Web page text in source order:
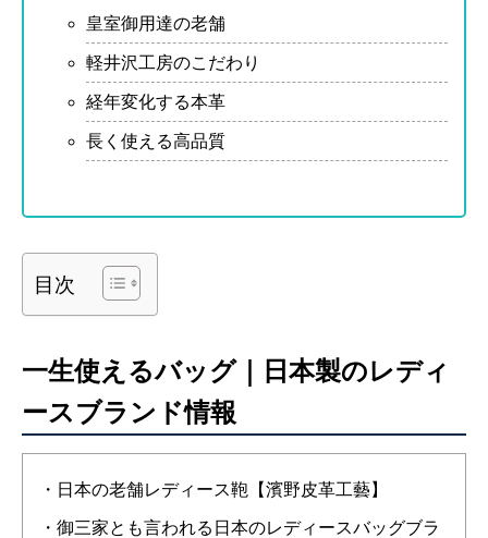
皇室御用達の老舗
軽井沢工房のこだわり
経年変化する本革
長く使える高品質
目次
一生使えるバッグ｜日本製のレディ
ースブランド情報
・日本の老舗レディース鞄【濱野皮革工藝】
・御三家とも言われる日本のレディースバッグブラ